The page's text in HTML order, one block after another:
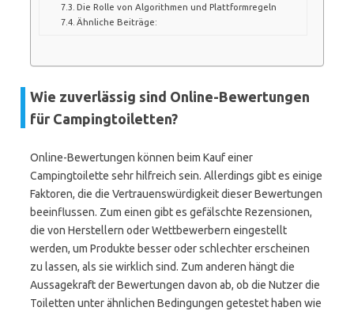
Die Rolle von Algorithmen und Plattformregeln
Ähnliche Beiträge:
Wie zuverlässig sind Online-Bewertungen
für Campingtoiletten?
Online-Bewertungen können beim Kauf einer
Campingtoilette sehr hilfreich sein. Allerdings gibt es einige
Faktoren, die die Vertrauenswürdigkeit dieser Bewertungen
beeinflussen. Zum einen gibt es gefälschte Rezensionen,
die von Herstellern oder Wettbewerbern eingestellt
werden, um Produkte besser oder schlechter erscheinen
zu lassen, als sie wirklich sind. Zum anderen hängt die
Aussagekraft der Bewertungen davon ab, ob die Nutzer die
Toiletten unter ähnlichen Bedingungen getestet haben wie